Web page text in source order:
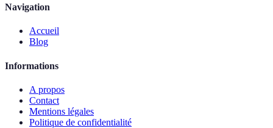
Navigation
Accueil
Blog
Informations
A propos
Contact
Mentions légales
Politique de confidentialité